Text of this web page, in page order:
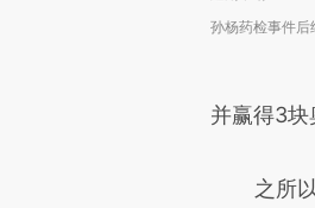
孙杨药检事件
并赢得3块
之所以